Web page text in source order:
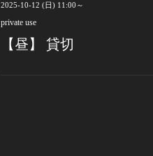
2025-10-12 (日) 11:00～
private use
【昼】 貸切